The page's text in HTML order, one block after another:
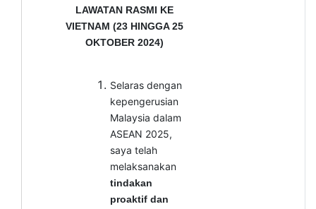
LAWATAN RASMI KE
VIETNAM (23 HINGGA 25
OKTOBER 2024)
Selaras dengan
kepengerusian
Malaysia dalam
ASEAN 2025,
saya telah
melaksanakan
tindakan
proaktif dan